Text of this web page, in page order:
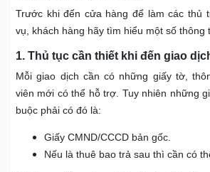
Trước khi đến cửa hàng để làm các thủ
vụ, khách hàng hãy tìm hiểu một số thông
1. Thủ tục cần thiết khi đến giao
Mỗi giao dịch cần có những giấy tờ,
viên mới có thể hỗ trợ. Tuy nhiên những
buộc phải có đó là:
Giấy CMND/CCCD bản gốc.
Nếu là thuê bao trả sau thì cần có